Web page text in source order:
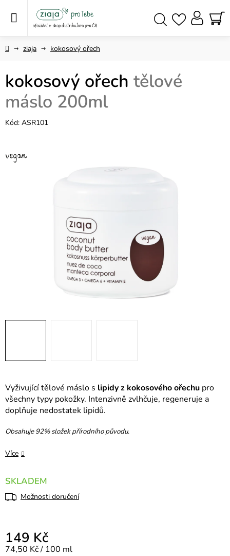
Domůziaja kokosový ořech
Vyživující tělové máslo s lipidy z kokosového ořechu pro
všechny typy pokožky. Intenzivně zvlhčuje, regeneruje a
doplňuje nedostatek lipidů.
Obsahuje 92% složek přírodního původu.
Více
SKLADEM
Možnosti doručení
149 Kč
Měrná cena:
74,50 Kč / 100 ml
kokosový ořech tělové
máslo 200ml
Kód: ASR101